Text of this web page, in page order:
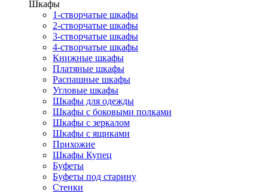
Шкафы
1-створчатые шкафы
2-створчатые шкафы
3-створчатые шкафы
4-створчатые шкафы
Книжные шкафы
Платяные шкафы
Распашные шкафы
Угловые шкафы
Шкафы для одежды
Шкафы с боковыми полками
Шкафы с зеркалом
Шкафы с ящиками
Прихожие
Шкафы Купец
Буфеты
Буфеты под старину
Стенки